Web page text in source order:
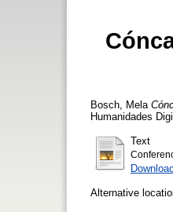
Bosch, Mela
Humanidades
Text
Alternative